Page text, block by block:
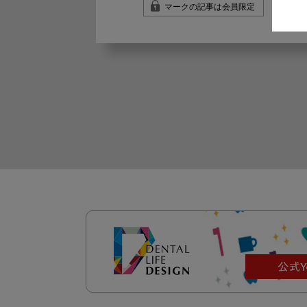
マークの記事は会員限定